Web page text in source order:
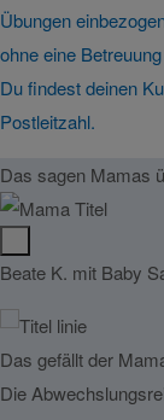
Übungen
ohne eine
Du findest deinen
Postleitzahl.
Das sagen Mamas
Beate K. mit Baby
Das gefällt der
Die